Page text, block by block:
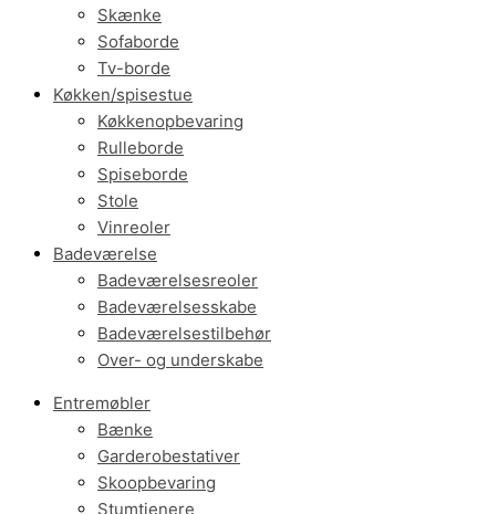
Skænke
Sofaborde
Tv-borde
Køkken/spisestue
Køkkenopbevaring
Rulleborde
Spiseborde
Stole
Vinreoler
Badeværelse
Badeværelsesreoler
Badeværelsesskabe
Badeværelsestilbehør
Over- og underskabe
Entremøbler
Bænke
Garderobestativer
Skoopbevaring
Stumtjenere